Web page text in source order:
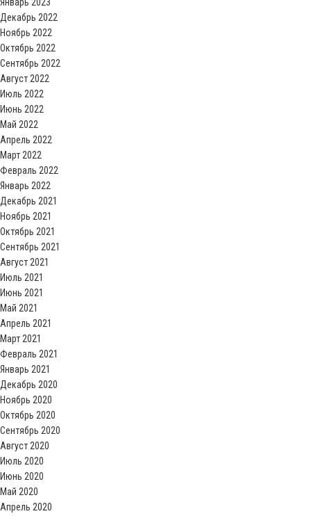
Декабрь 2022
Ноябрь 2022
Октябрь 2022
Сентябрь 2022
Август 2022
Июль 2022
Июнь 2022
Май 2022
Апрель 2022
Март 2022
Февраль 2022
Январь 2022
Декабрь 2021
Ноябрь 2021
Октябрь 2021
Сентябрь 2021
Август 2021
Июль 2021
Июнь 2021
Май 2021
Апрель 2021
Март 2021
Февраль 2021
Январь 2021
Декабрь 2020
Ноябрь 2020
Октябрь 2020
Сентябрь 2020
Август 2020
Июль 2020
Июнь 2020
Май 2020
Апрель 2020